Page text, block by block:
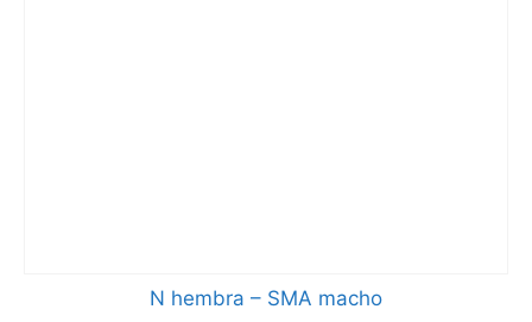
N hembra – SMA macho